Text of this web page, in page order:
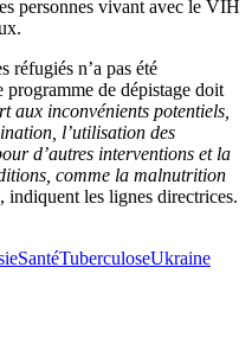
personnes vivant avec le VIH
réfugiés n’a pas été
de dépistage doit
aux inconvénients potentiels,
l’utilisation des
d’autres interventions et la
comme la malnutrition
, indiquent les lignes directrices.
SantéTuberculoseUkraine